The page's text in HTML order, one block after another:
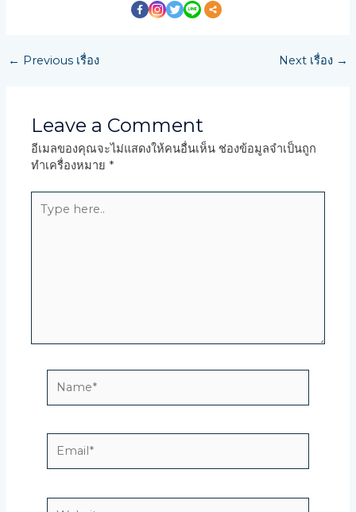
← Previous เรื่อง Next เรื่อง →
Leave a Comment
อีเมลของคุณจะไม่แสดงให้คนอื่นเห็น ช่องข้อมูลจำเป็นถูก
ทำเครื่องหมาย *
here..